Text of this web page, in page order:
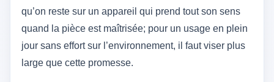
qu’on reste sur un appareil qui prend tout son sens
quand la pièce est maîtrisée; pour un usage en plein
jour sans effort sur l’environnement, il faut viser plus
large que cette promesse.